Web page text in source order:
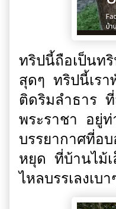
ทริปนี้ถือเป็นท
สุดๆ ทริปนี้เร
ติดริมลำธาร
พระราชา อยู่
บรรยากาศที่อ
หยุด ที่บ้านไม้เ
ไหลบรรเลงเ